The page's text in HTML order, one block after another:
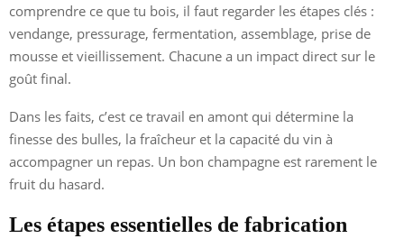
comprendre ce que tu bois, il faut regarder les étapes clés :
vendange, pressurage, fermentation, assemblage, prise de
mousse et vieillissement. Chacune a un impact direct sur le
goût final.
Dans les faits, c’est ce travail en amont qui détermine la
finesse des bulles, la fraîcheur et la capacité du vin à
accompagner un repas. Un bon champagne est rarement le
fruit du hasard.
Les étapes essentielles de fabrication